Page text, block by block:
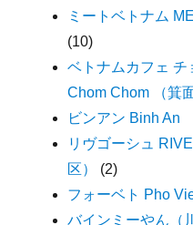
ミートベトナム
(10)
ベトナムカフェ
Chom Chom （箕
ビンアン Binh An
リヴゴーシュ
区）
(2)
フォーベト Pho
バインミーやん（